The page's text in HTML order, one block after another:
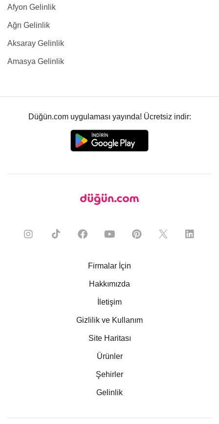
Afyon Gelinlik
Ağrı Gelinlik
Aksaray Gelinlik
Amasya Gelinlik
Düğün.com uygulaması yayında! Ücretsiz indir:
Firmalar İçin
Hakkımızda
İletişim
Gizlilik ve Kullanım
Site Haritası
Ürünler
Şehirler
Gelinlik